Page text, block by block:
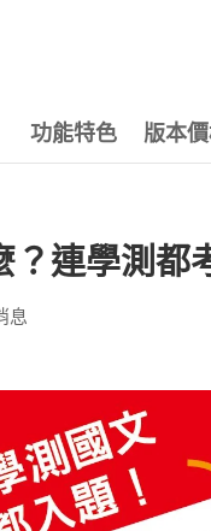
功能特色 版本
？連學測都
息